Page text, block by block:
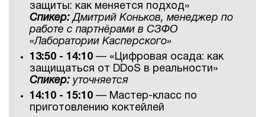
защиты: как меняется подход»
Спикер: Дмитрий Коньков, менеджер по
работе с партнёрами в СЗФО
«Лаборатории Касперского»
13:50 - 14:10 — «Цифровая осада: как
защищаться от DDoS в реальности»
Спикер: уточняется
14:10 - 15:10 — Мастер-класс по
приготовлению коктейлей